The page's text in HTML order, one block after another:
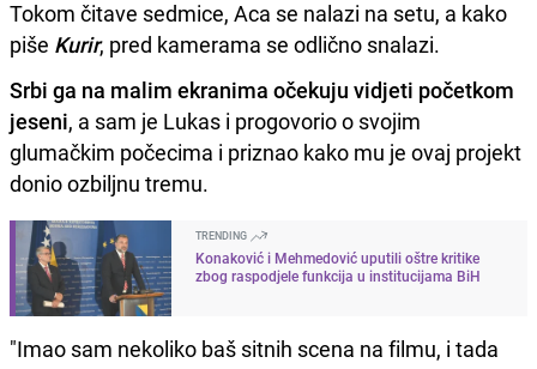
Tokom čitave sedmice, Aca se nalazi na setu, a kako
piše Kurir, pred kamerama se odlično snalazi.
Srbi ga na malim ekranima očekuju vidjeti početkom
jeseni, a sam je Lukas i progovorio o svojim
glumačkim počecima i priznao kako mu je ovaj projekt
donio ozbiljnu tremu.
TRENDING
Konaković i Mehmedović uputili oštre kritike
zbog raspodjele funkcija u institucijama BiH
"Imao sam nekoliko baš sitnih scena na filmu, i tada